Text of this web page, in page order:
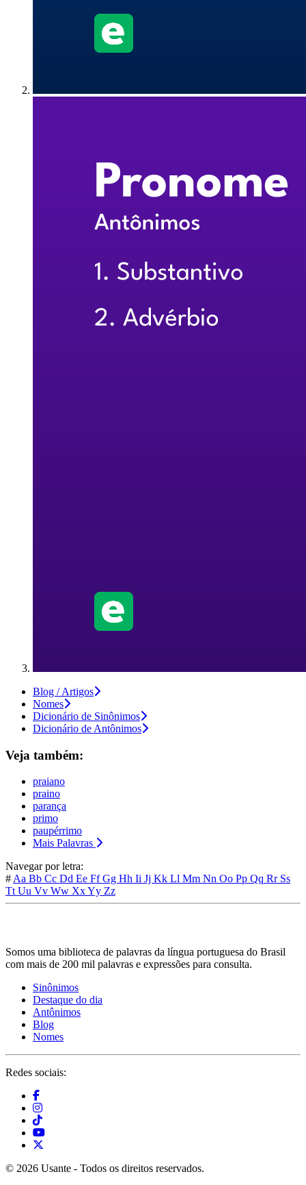
Blog / Artigos
Nomes
Dicionário de Sinônimos
Dicionário de Antônimos
Veja também:
praiano
praino
parança
primo
paupérrimo
Mais Palavras
Navegar por letra:
# Aa Bb Cc Dd Ee FfGg Hh Ii Jj Kk Ll Mm Nn Oo Pp Qq Rr Ss
Tt Uu Vv Ww XxYy Zz
Somos uma biblioteca de palavras da língua portuguesa do Brasil
com mais de 200 mil palavras e expressões para consulta.
Sinônimos
Destaque do dia
Antônimos
Blog
Nomes
Redes sociais:
© 2026 Usante - Todos os direitos reservados.